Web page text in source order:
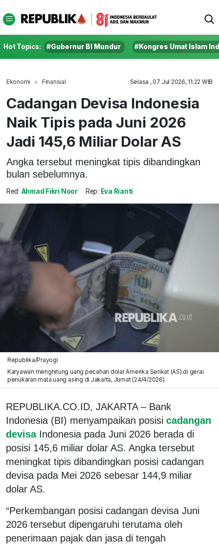
Hot Topics: #Gubernur BI Mundur #Kongres Umat Islam
Ekonomi Finansial Selasa , 07 Jul 2026, 11:22 WIB
Cadangan Devisa Indonesia
Naik Tipis pada Juni 2026
Jadi 145,6 Miliar Dolar AS
Angka tersebut meningkat tipis dibandingkan
bulan sebelumnya.
Red: Ahmad Fikri Noor Rep: Eva Rianti
Republika/Prayogi
Karyawan menghitung uang pecahan dolar Amerika Serikat (AS) di gerai
penukaran mata uang asing di Jakarta, Jumat (24/4/2026).
REPUBLIKA.CO.ID, JAKARTA – Bank
Indonesia (BI) menyampaikan posisi cadangan
devisa Indonesia pada Juni 2026 berada di
posisi 145,6 miliar dolar AS. Angka tersebut
meningkat tipis dibandingkan posisi cadangan
devisa pada Mei 2026 sebesar 144,9 miliar
dolar AS.
“Perkembangan posisi cadangan devisa Juni
2026 tersebut dipengaruhi terutama oleh
penerimaan pajak dan jasa di tengah